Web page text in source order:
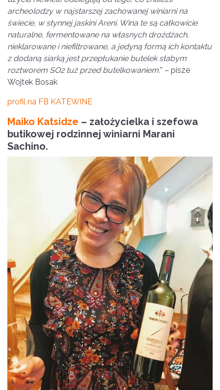
archeolodzy w najstarszej zachowanej winiarni na
świecie, w słynnej jaskini Areni. Wina te są całkowicie
naturalne, fermentowane na własnych drożdżach,
nieklarowane i niefiltrowane, a jedyną formą ich kontaktu
z dodaną siarką jest przepłukanie butelek słabym
roztworem SO2 tuż przed butelkowaniem.” – pisze
Wojtek Bosak
profil na FB KATEWINE
Maiko Katsidze – założycielka i szefowa
butikowej rodzinnej winiarni Marani
Sachino.